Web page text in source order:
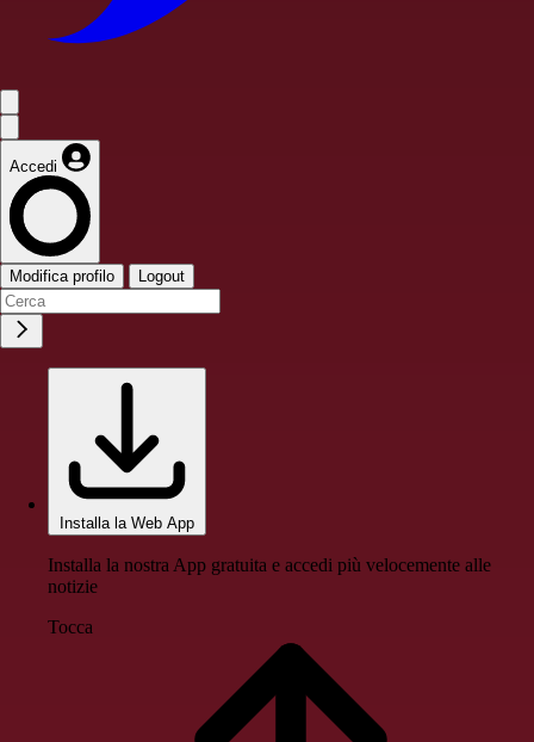
Accedi
Modifica profilo Logout
Installa la Web App
Installa la nostra App gratuita e accedi più velocemente alle
notizie
Tocca